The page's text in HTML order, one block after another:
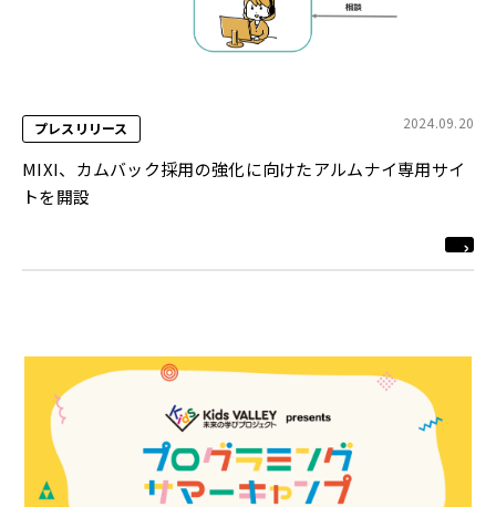
プレスリリース 2024.09.20
MIXI、カムバック採用の強化に向けたアルムナイ専用サイ
トを開設